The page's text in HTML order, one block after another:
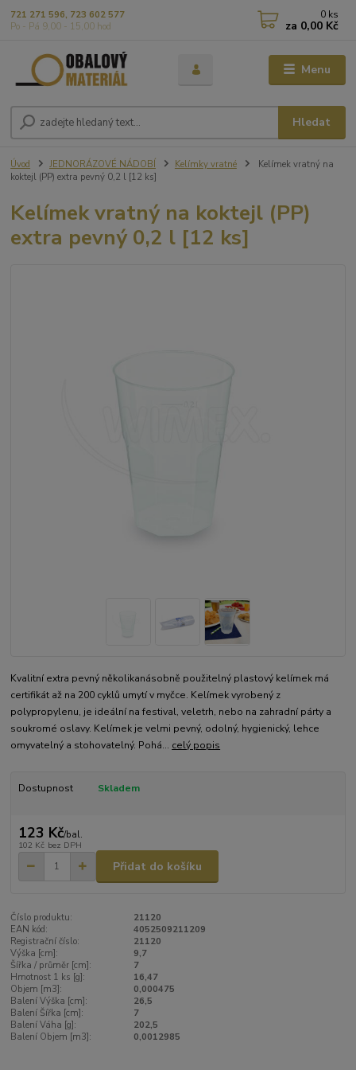
Menu
Hledat
721 271 596, 723 602 577
Po - Pá 9,00 - 15,00 hod
0 ks
za 0,00 Kč
Úvod JEDNORÁZOVÉ NÁDOBÍ Kelímky vratné
Kelímek vratný na
koktejl (PP) extra pevný 0,2 l [12 ks]
Kelímek vratný na koktejl (PP)
extra pevný 0,2 l [12 ks]
Kvalitní extra pevný několikanásobně použitelný plastový kelímek má
certifikát až na 200 cyklů umytí v myčce. Kelímek vyrobený z
polypropylenu, je ideální na festival, veletrh, nebo na zahradní párty a
soukromé oslavy. Kelímek je velmi pevný, odolný, hygienický, lehce
omyvatelný a stohovatelný. Pohá... celý popis
Dostupnost Skladem
123 Kč/bal.
102 Kč bez DPH
Přidat do košíku
Číslo produktu:
21120
EAN kód:
4052509211209
Registrační číslo:
21120
Výška [cm]:
9,7
Šířka / průměr [cm]:
7
Hmotnost 1 ks [g]:
16,47
Objem [m3]:
0,000475
Balení Výška [cm]:
26,5
Balení Šířka [cm]:
7
Balení Váha [g]:
202,5
Balení Objem [m3]:
0,0012985